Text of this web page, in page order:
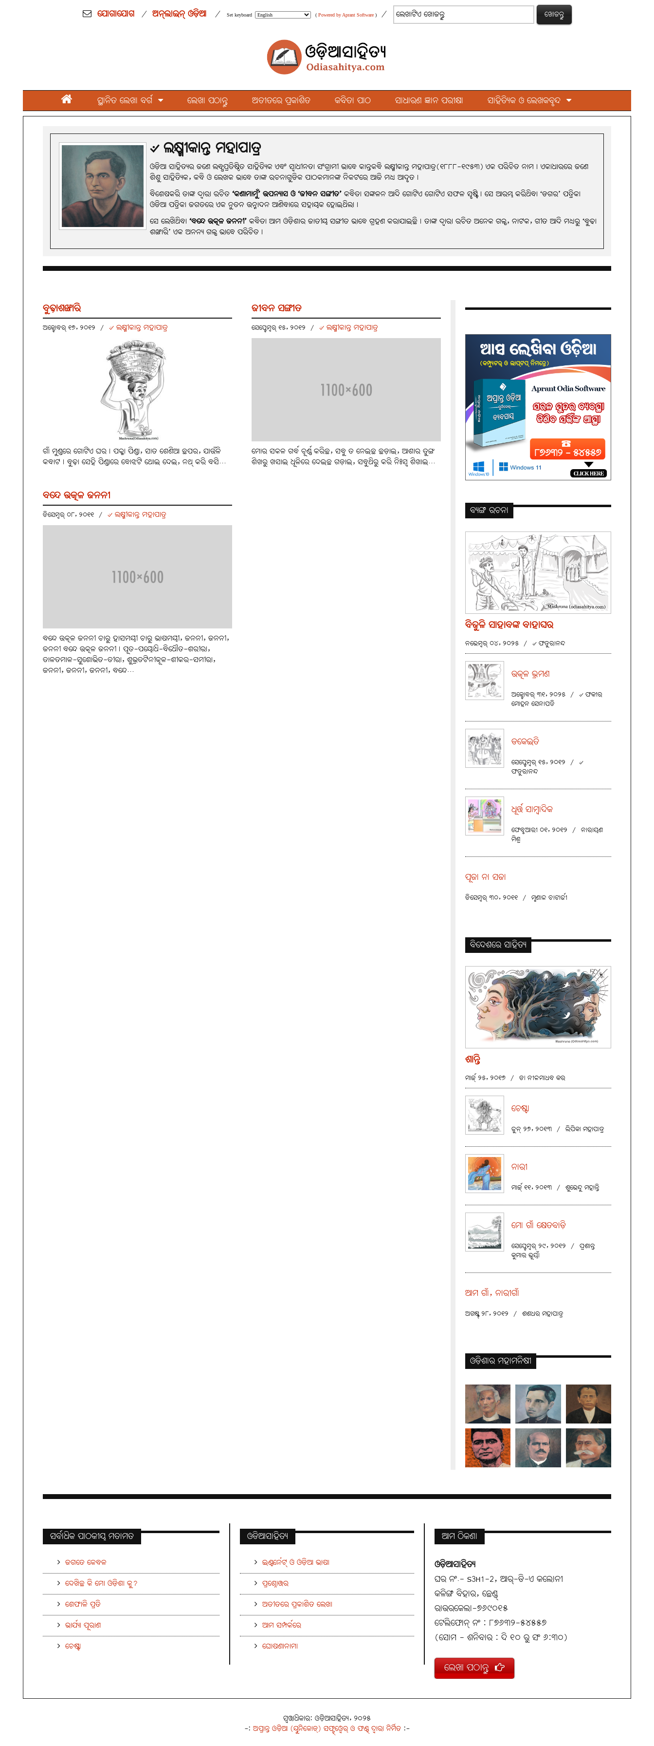
ଯୋଗାଯୋଗ / ଅନ୍‌ଲାଇନ୍ ଓଡ଼ିଆ / Set keyboard ( Powered by Aprant Software) / ଖୋଜନ୍ତୁ
ସ୍ଥାନିତ ଲେଖା ବର୍ଗ ଲେଖା ପଠାନ୍ତୁ ଅତୀତରେ ପ୍ରକାଶିତ କବିତା ପାଠ ସାଧାରଣ ଜ୍ଞାନ ପରୀକ୍ଷା ସାହିତ୍ୟିକ ଓ ଲେଖକବୃନ୍ଦ
୰ ଲକ୍ଷ୍ମୀକାନ୍ତ ମହାପାତ୍ର
ଓଡ଼ିଆ ସାହିତ୍ୟର ଜଣେ ଲବ୍ଧପ୍ରତିଷ୍ଠିତ ସାହିତ୍ୟିକ ଏବଂ ସ୍ବାଧୀନତା ସଂଗ୍ରାମୀ ଭାବେ କାନ୍ତକବି ଲକ୍ଷ୍ମୀକାନ୍ତ ମହାପାତ୍ର(୧୮୮୮-୧୯୫୩) ଏକ ପରିଚିତ ନାମ। ଏକାଧାରରେ ଜଣେ
ଶିଶୁ ସାହିତ୍ୟିକ, କବି ଓ ଲେଖକ ଭାବେ ତାଙ୍କ ରଚନାଗୁଡିକ ପାଠକମାନଙ୍କ ନିକଟରେ ଆଜି ମଧ୍ୟ ଆଦୃତ।
ବିଶେଷକରି ତାଙ୍କ ଦ୍ବାରା ରଚିତ ‘କଣାମାମୁଁ’ ଉପନ୍ୟାସ ଓ ‘ଜୀବନ ସଙ୍ଗୀତ’କବିତା ସଙ୍କଳନ ଆଦି ଗୋଟିଏ ଗୋଟିଏ ସଫଳ ସୃଷ୍ଟି। ସେ ଆରମ୍ଭ କରିଥିବା ‘ଡଗର’ ପତ୍ରିକା
ଓଡିଆ ପତ୍ରିକା ଜଗତରେ ଏକ ନୁତନ ଉନ୍ମାଦନ ଆଣିବାରେ ସହାୟକ ହୋଇଥିଲା।
ସେ ଲେଖିଥିବା ‘ବନ୍ଦେ ଉତ୍କଳ ଜନନୀ’କବିତା ଆମ ଓଡ଼ିଶାର ଜାତୀୟ ସଙ୍ଗୀତ ଭାବେ ଗ୍ରହଣ କରାଯାଇଛି। ତାଙ୍କ ଦ୍ବାରା ରଚିତ ଅନେକ ଗଳ୍ପ, ନାଟକ, ଗୀତ ଆଦି ମଧ୍ୟରୁ ‘ବୁଢା
ଶଙ୍ଖାରି’ ଏକ ଅନନ୍ୟ ଗଳ୍ପ ଭାବେ ପରିଚିତ।
ବୁଢ଼ାଶଙ୍ଖାରି
ଅକ୍ଟୋବର୍ ୧୭, ୨୦୧୨ / ୰ ଲକ୍ଷ୍ମୀକାନ୍ତ ମହାପାତ୍ର
ଗାଁ ମୁଣ୍ଡରେ ଗୋଟିଏ ଘର। ପକ୍କା ପିଣ୍ଡା, ସାତ ଶେଣିଆ ଛପର, ଯାଉଁଳି
କବାଟ। ବୁଢ଼ା ସେହି ପିଣ୍ଡାରେ ବୋଝଟି ଥୋଇ ଦେଇ, ନଥ୍‌ କରି ବସି...
ଜୀବନ ସଙ୍ଗୀତ
ସେପ୍ଟେମ୍ବର୍ ୧୫, ୨୦୧୨ / ୰ ଲକ୍ଷ୍ମୀକାନ୍ତ ମହାପାତ୍ର
ମୋର ସକଳ ଗର୍ବ ଚୂର୍ଣ୍ଣ କରିଛ, ସବୁ ତ ନେଇଛ ଛଡ଼ାଇ, ଆଶାର ତୁଙ୍ଗ
ଶିଖରୁ ଖସାଇ ଧୂଳିରେ ଦେଇଛ ଗଡ଼ାଇ, ସବୁଥିରୁ କରି ନିଃସ୍ବ ଶିଖାଇ...
ବନ୍ଦେ ଉତ୍କଳ ଜନନୀ
ଡିସେମ୍ବର୍ ୦୮, ୨୦୧୧ / ୰ ଲକ୍ଷ୍ମୀକାନ୍ତ ମହାପାତ୍ର
ବନ୍ଦେ ଉତ୍କଳ ଜନନୀ ଚାରୁ ହାସମୟୀ ଚାରୁ ଭାଷମୟୀ, ଜନନୀ, ଜନନୀ,
ଜନନୀ ବନ୍ଦେ ଉତ୍କଳ ଜନନୀ। ପୂତ-ପୟୋଧି-ବିଧୌତ-ଶରୀରା,
ତାଳତମାଳ-ସୁଶୋଭିତ-ତୀରା, ଶୁଭ୍ରତଟିନୀକୂଳ-ଶୀକର-ସମୀରା,
ଜନନୀ, ଜନନୀ, ଜନନୀ, ବନ୍ଦେ...
ବ୍ୟଙ୍ଗ ରଚନା
ବିଜୁଳି ସାହାବଙ୍କ ବାହାଘର
ନଭେମ୍ବର୍ ୦୪, ୨୦୨୫ / ୰ ଫତୁରାନନ୍ଦ
ଉତ୍କଳ ଭ୍ରମଣ
ଅକ୍ଟୋବର୍ ୩୧, ୨୦୨୫ / ୰ ଫକୀର
ମୋହନ ସେନାପତି
ଡକେଇତି
ସେପ୍ଟେମ୍ବର୍ ୧୫, ୨୦୧୨ / ୰
ଫତୁରାନନ୍ଦ
ଧୂର୍ତ୍ତ ସାମ୍ବାଦିକ
ଫେବୃଆରୀ ୦୧, ୨୦୧୨ / ନାରାୟଣ
ମିଶ୍ର
ପୂଜା ନା ସଜା
ଡିସେମ୍ବର୍ ୩୦, ୨୦୧୧ / ମୃଣାଳ ଚାଟାର୍ଜୀ
ବିଦେଶରେ ସାହିତ୍ୟ
ଶାନ୍ତି
ମାର୍ଚ୍ଚ୍ ୨୫, ୨୦୧୭ / ଡା ନୀଳମାଧବ କର
ଚେଷ୍ଟା
ଜୁନ୍ ୨୭, ୨୦୧୩ / ଲିପିକା ମହାପାତ୍ର
ନାରୀ
ମାର୍ଚ୍ଚ୍ ୧୧, ୨୦୧୩ / ଶୁଭେନ୍ଦୁ ମହାନ୍ତି
ମୋ ଗାଁ କ୍ଷେତବାଡ଼ି
ସେପ୍ଟେମ୍ବର୍ ୨୯, ୨୦୧୨ / ପ୍ରଶାନ୍ତ
କୁମାର ଭୂୟାଁ
ଆମ ଗାଁ, ନାରୀଗାଁ
ଅଗଷ୍ଟ୍ ୨୮, ୨୦୧୨ / ଶଶଧର ମହାପାତ୍ର
ଓଡ଼ିଶାର ମହାମନିଷୀ
ସର୍ବାଧିକ ପାଠକୀୟ ମତାମତ
ଜଗତେ କେବଳ
ଦେଖିଛ କି ମୋ ଓଡ଼ିଶା କୁ?
ଶେଫାଳି ପ୍ରତି
ଭାର୍ଯ୍ୟା ପୂରାଣ
ଚେଷ୍ଟା
ଓଡିଆସାହିତ୍ୟ
ଇଣ୍ଟର୍ନେଟ୍ ଓ ଓଡ଼ିଆ ଭାଷା
ପ୍ରଶ୍ନୋତ୍ତର
ଅତୀତରେ ପ୍ରକାଶିତ ଲେଖା
ଆମ ସମ୍ପର୍କରେ
ଘୋଷଣାନାମା
ଆମ ଠିକଣା
ଓଡ଼ିଆସାହିତ୍ୟ
ଘର ନଂ.- S3H1-2, ଆର୍-ଡି-ଏ କଲୋନୀ
କଳିଙ୍ଗ ବିହାର, ଛେଣ୍ଡ୍
ରାଉରକେଲା-୭୬୯୦୧୫
ଟେଲିଫୋନ୍ ନଂ : ୮୭୬୩୨-୫୪୫୫୭
(ସୋମ - ଶନିବାର : ଦି ୧୦ ରୁ ସଂ ୬:୩୦)
ଲେଖା ପଠାନ୍ତୁ
ସ୍ୱତ୍ତାଧିକାର: ଓଡ଼ିଆସାହିତ୍ୟ, ୨୦୨୫
-: ଅପ୍ରାନ୍ତ ଓଡ଼ିଆ (ୟୁନିକୋଡ୍) ସଫ୍ଟ୍‌ୱେର୍ ଓ ଫଣ୍ଟ୍ ଦ୍ୱାରା ନିର୍ମିତ :-